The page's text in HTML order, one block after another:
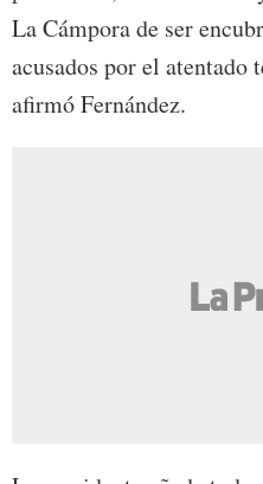
La Cámpora de ser
acusados por el
afirmó Fernández.